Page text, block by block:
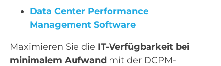
Data Center Performance
Management Software
Maximieren Sie die IT-Verfügbarkeit bei
minimalem Aufwand mit der DCPM-